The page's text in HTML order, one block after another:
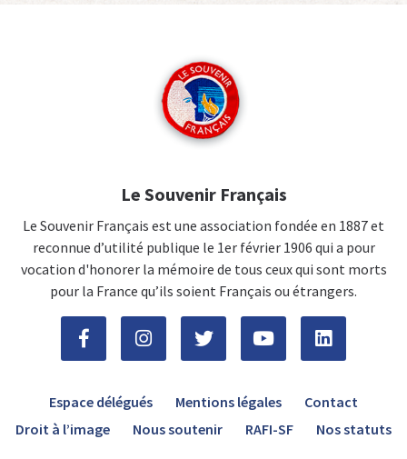
Le Souvenir Français
Le Souvenir Français est une association fondée en 1887 et
reconnue d’utilité publique le 1er février 1906 qui a pour
vocation d'honorer la mémoire de tous ceux qui sont morts
pour la France qu’ils soient Français ou étrangers.
Espace délégués Mentions légales
Contact
Droit à l’image
Nous soutenir RAFI-SF Nos statuts